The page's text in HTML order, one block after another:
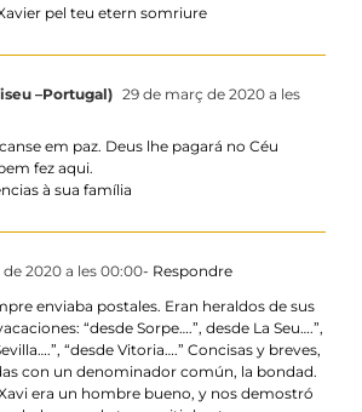
pel teu etern somriure
–Portugal) 29 de març de 2020 a les
em paz. Deus lhe pagará no Céu
fez aqui.
à sua família
2020 a les 00:00- Respondre
enviaba postales. Eran heraldos de sus
“desde Sorpe….”, desde La Seu….”,
“desde Vitoria….” Concisas y breves,
con un denominador común, la bondad.
era un hombre bueno, y nos demostró